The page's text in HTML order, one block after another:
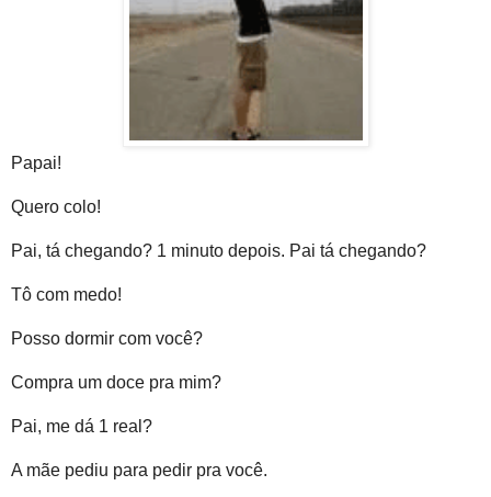
Papai!
Quero colo!
Pai, tá chegando? 1 minuto depois. Pai tá chegando?
Tô com medo!
Posso dormir com você?
Compra um doce pra mim?
Pai, me dá 1 real?
A mãe pediu para pedir pra você.